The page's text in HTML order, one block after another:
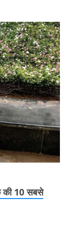
10 सबसे